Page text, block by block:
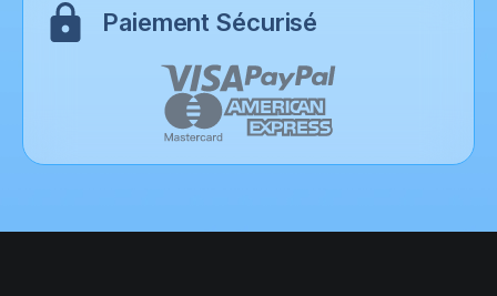
Paiement Sécurisé